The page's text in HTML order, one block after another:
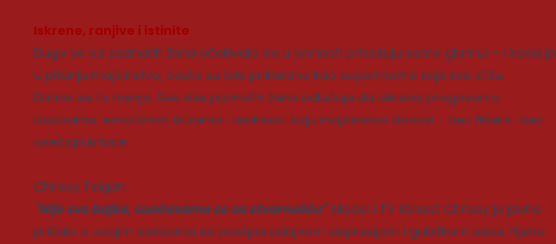
Iskrene, ranjive i istinite
Dugo se od poznatih žena očekivalo da u javnosti prikazuju samo glamur - i kada je
u pitanju majčinstvo, često su bile prikazane kao supermame koje sve stižu.
Danas se to menja. Sve više poznatih žena odlučuje da iskreno progovori o
izazovima, emotivnim krizama i realnosti koju majčinstvo donosi - bez filtera i bez
osećaja krivice.
Chrissy Teigen
"Nije sve bajka, suočavamo se sa stvarnošću". Model i TV ličnost Chrissy je javno
pričala o svojim borbama sa postporođajnom depresijom i gubitkom bebe. Njena